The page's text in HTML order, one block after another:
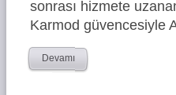
sonrası hizmete
Karmod güvencesiyle
Devamı